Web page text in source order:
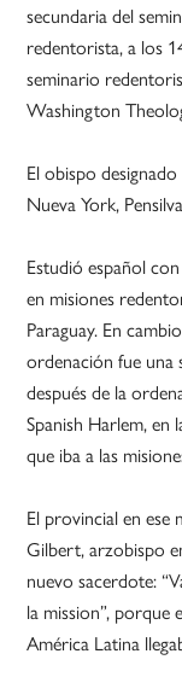
secundaria del
redentorista, a los
seminario
Washington
El obispo
Nueva York,
Estudió español
en misiones
Paraguay. En
ordenación fue una
después de la
Spanish Harlem, en
que iba a las
El provincial en
Gilbert, arzobispo
nuevo sacerdote:
la mission”, porque
América Latina